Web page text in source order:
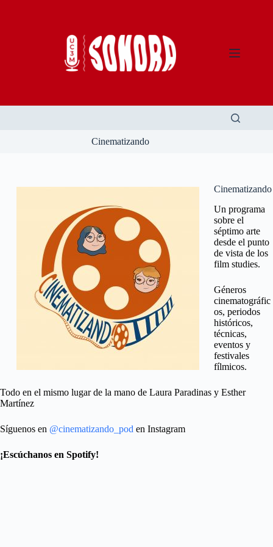
Cinematizando
Cinematizando
Un programa
sobre el
séptimo arte
desde el punto
de vista de los
film studies.
Géneros
cinematográfic
os, periodos
históricos,
técnicas,
eventos y
festivales
fílmicos.
Todo en el mismo lugar de la mano de Laura Paradinas y Esther
Martínez
Síguenos en @cinematizando_pod en Instagram
¡Escúchanos en Spotify!